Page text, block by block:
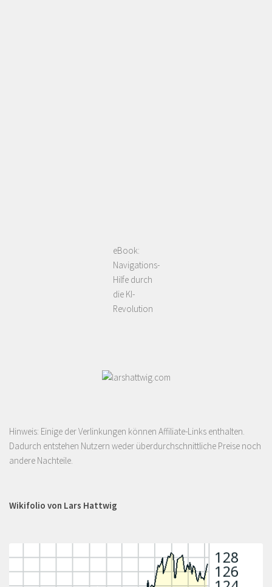
eBook:
Navigations-
Hilfe durch
die KI-
Revolution
Hinweis: Einige der Verlinkungen können Affiliate-Links enthalten.
Dadurch entstehen Nutzern weder überdurchschnittliche Preise noch
andere Nachteile.
Wikifolio von Lars Hattwig